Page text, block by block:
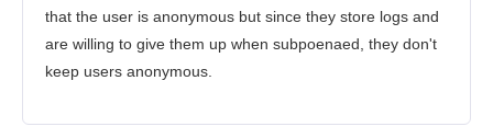
that the user is anonymous but since they store logs and
are willing to give them up when subpoenaed, they don't
keep users anonymous.